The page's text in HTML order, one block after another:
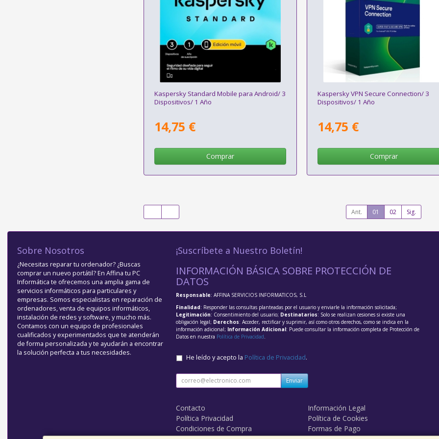
Kaspersky Standard Mobile para Android/ 3
Dispositivos/ 1 Año
14,75 €
Comprar
Kaspersky VPN Secure Connection/ 3
Dispositivos/ 1 Año
14,75 €
Comprar
Ant. 01 02 Sig.
Sobre Nosotros
¿Necesitas reparar tu ordenador? ¿Buscas
comprar un nuevo portátil? En Affina tu PC
Informática te ofrecemos una amplia gama de
servicios informáticos para particulares y
empresas. Somos especialistas en reparación de
ordenadores, venta de equipos informáticos,
instalación de redes y software, y mucho más.
Contamos con un equipo de profesionales
cualificados y experimentados que te atenderán
de forma personalizada y te ayudarán a encontrar
la solución perfecta a tus necesidades.
¡Suscríbete a Nuestro Boletín!
INFORMACIÓN BÁSICA SOBRE PROTECCIÓN DE
DATOS
Responsable: AFFINA SERVICIOS INFORMATICOS, S.L
Finalidad: Responder las consultas planteadas por el usuario y enviarle la información solicitada;
Legitimación: Consentimiento del usuario; Destinatarios: Solo se realizan cesiones si existe una
obligación legal; Derechos: Acceder, rectificar y suprimir, así como otros derechos, como se indica en la
información adicional; Información Adicional: Puede consultar la información completa de Protección de
Datos en nuestra Política de Privacidad
He leído y acepto la Política de Privacidad.
Enviar
Contacto
Información Legal
Política Privacidad
Política de Cookies
Condiciones de Compra
Formas de Pago